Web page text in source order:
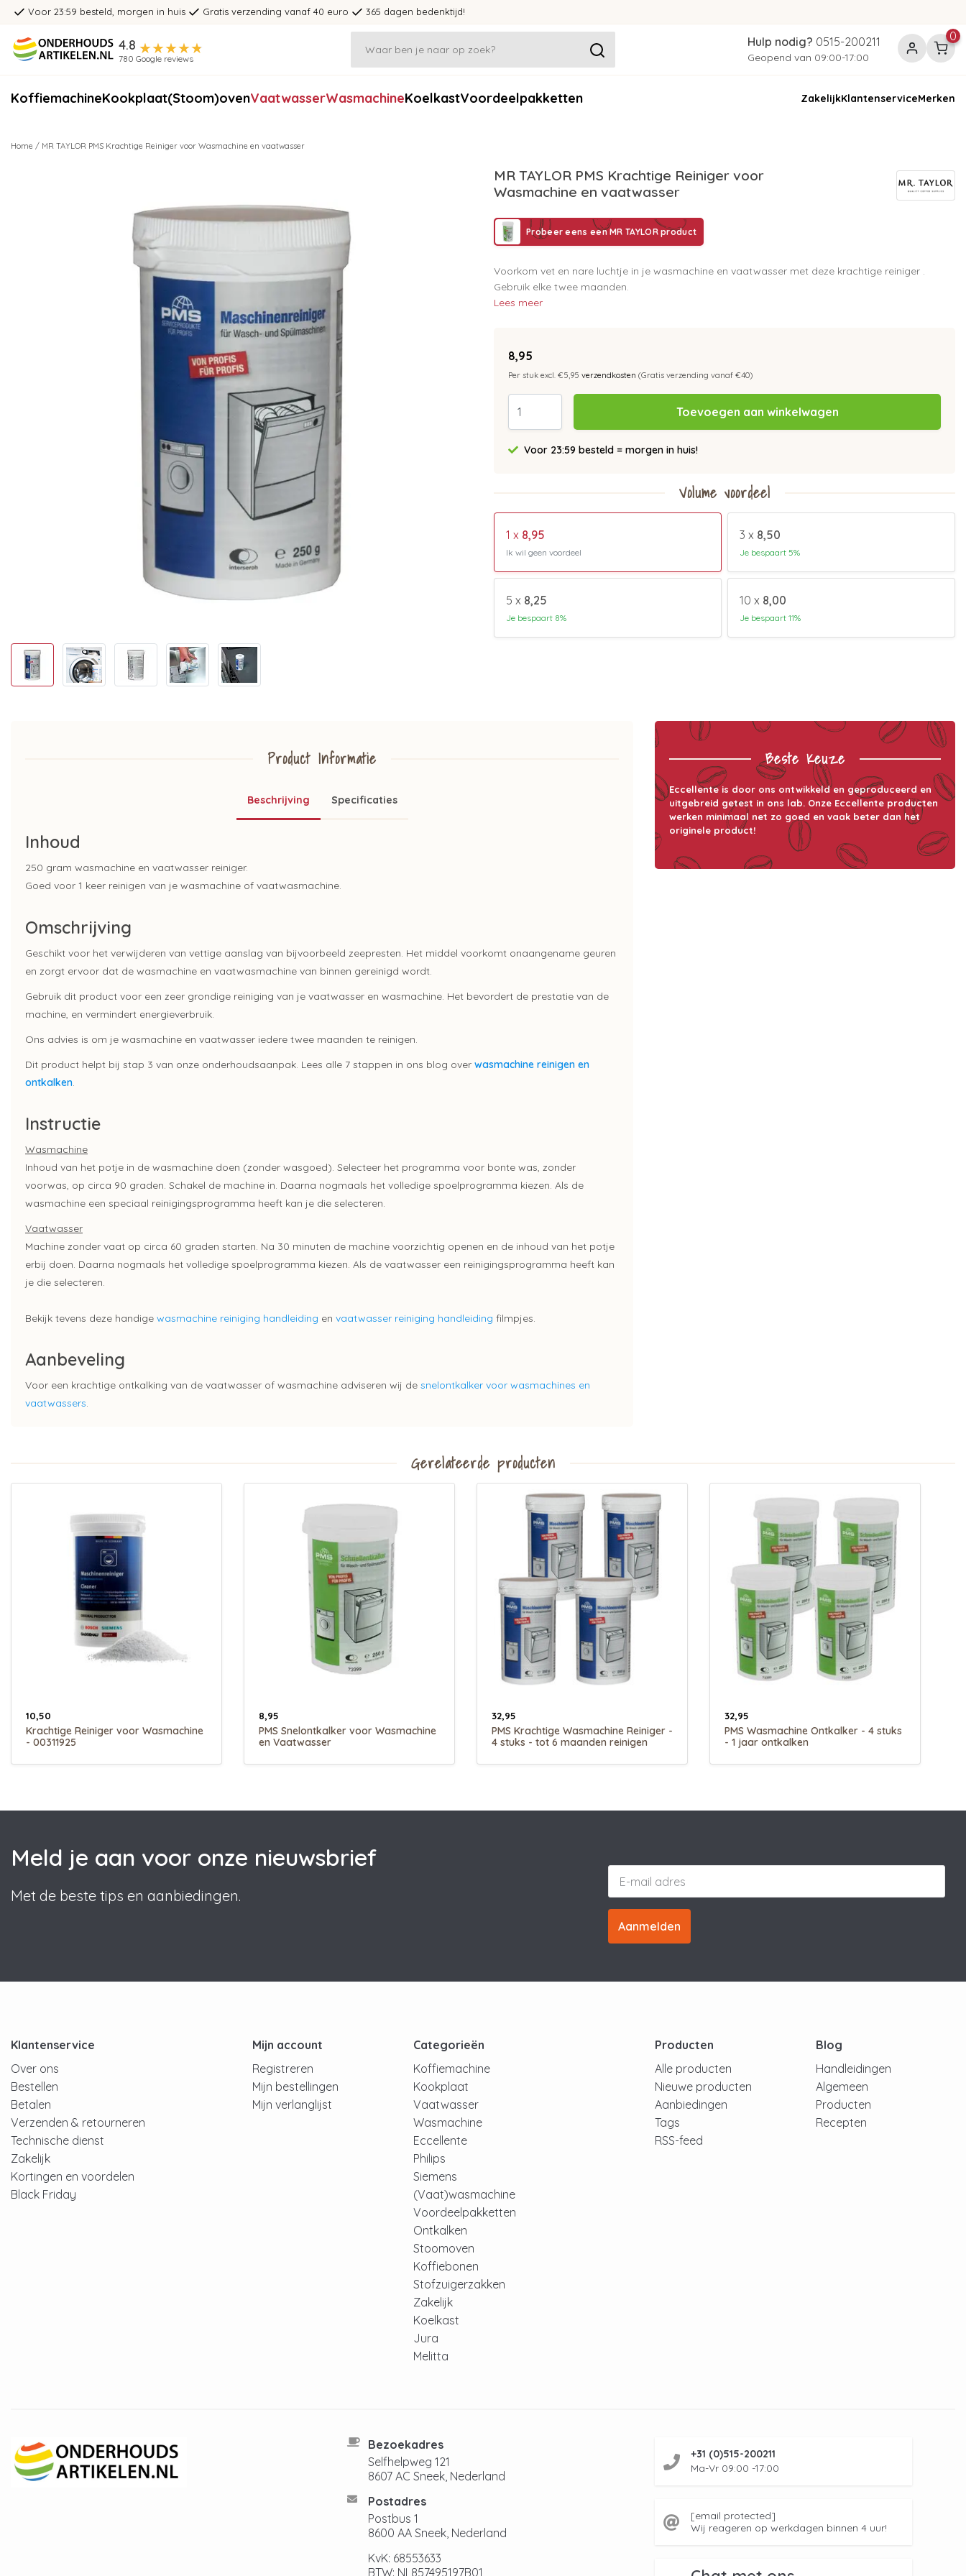
Voor 23:59 besteld, morgen in huis Gratis verzending vanaf 40 euro 365 dagen bedenktijd!
4.8
780 Google reviews
Hulp nodig? 0515-200211
Geopend van 09:00-17:00
0
KoffiemachineKookplaat(Stoom)ovenVaatwasserWasmachineKoelkastVoordeelpakketten ZakelijkKlantenserviceMerken
Home / MR TAYLOR PMS Krachtige Reiniger voor Wasmachine en vaatwasser
MR TAYLOR PMS Krachtige Reiniger voor
Wasmachine en vaatwasser
Probeer eens een MR TAYLOR product
Voorkom vet en nare luchtje in je wasmachine en vaatwasser met deze krachtige reiniger .
Gebruik elke twee maanden.
Lees meer
8,95
Per stuk excl. €5,95 verzendkosten (Gratis verzending vanaf €40)
Toevoegen aan winkelwagen
Voor 23:59 besteld = morgen in huis!
Volume voordeel
1 x 8,95
Ik wil geen voordeel
3 x 8,50
Je bespaart 5%
5 x 8,25
Je bespaart 8%
10 x 8,00
Je bespaart 11%
Beste Keuze
Eccellente is door ons ontwikkeld en geproduceerd en
uitgebreid getest in ons lab. Onze Eccellente producten
werken minimaal net zo goed en vaak beter dan het
originele product!
Product Informatie
Beschrijving Specificaties
Inhoud
250 gram wasmachine en vaatwasser reiniger.
Goed voor 1 keer reinigen van je wasmachine of vaatwasmachine.
Omschrijving
Geschikt voor het verwijderen van vettige aanslag van bijvoorbeeld zeepresten. Het middel voorkomt onaangename geuren
en zorgt ervoor dat de wasmachine en vaatwasmachine van binnen gereinigd wordt.
Gebruik dit product voor een zeer grondige reiniging van je vaatwasser en wasmachine. Het bevordert de prestatie van de
machine, en vermindert energieverbruik.
Ons advies is om je wasmachine en vaatwasser iedere twee maanden te reinigen.
Dit product helpt bij stap 3 van onze onderhoudsaanpak. Lees alle 7 stappen in ons blog over wasmachine reinigen en
ontkalken
Instructie
Wasmachine
Inhoud van het potje in de wasmachine doen (zonder wasgoed). Selecteer het programma voor bonte was, zonder
voorwas, op circa 90 graden. Schakel de machine in. Daarna nogmaals het volledige spoelprogramma kiezen. Als de
wasmachine een speciaal reinigingsprogramma heeft kan je die selecteren.
Vaatwasser
Machine zonder vaat op circa 60 graden starten. Na 30 minuten de machine voorzichtig openen en de inhoud van het potje
erbij doen. Daarna nogmaals het volledige spoelprogramma kiezen. Als de vaatwasser een reinigingsprogramma heeft kan
je die selecteren.
Bekijk tevens deze handige wasmachine reiniging handleiding en vaatwasser reiniging handleiding filmpjes.
Aanbeveling
Voor een krachtige ontkalking van de vaatwasser of wasmachine adviseren wij de snelontkalker voor wasmachines en
vaatwassers.
Gerelateerde producten
10,50
Krachtige Reiniger voor Wasmachine
- 00311925
8,95
PMS Snelontkalker voor Wasmachine
en Vaatwasser
32,95
PMS Krachtige Wasmachine Reiniger -
4 stuks - tot 6 maanden reinigen
32,95
PMS Wasmachine Ontkalker - 4 stuks
- 1 jaar ontkalken
Meld je aan voor onze nieuwsbrief
Met de beste tips en aanbiedingen.
Aanmelden
Klantenservice
Over ons
Bestellen
Betalen
Verzenden & retourneren
Technische dienst
Zakelijk
Kortingen en voordelen
Black Friday
Mijn account
Registreren
Mijn bestellingen
Mijn verlanglijst
Categorieën
Koffiemachine
Kookplaat
Vaatwasser
Wasmachine
Eccellente
Philips
Siemens
(Vaat)wasmachine
Voordeelpakketten
Ontkalken
Stoomoven
Koffiebonen
Stofzuigerzakken
Zakelijk
Koelkast
Jura
Melitta
Producten
Alle producten
Nieuwe producten
Aanbiedingen
Tags
RSS-feed
Blog
Handleidingen
Algemeen
Producten
Recepten
Bezoekadres
Selfhelpweg 121
8607 AC Sneek, Nederland
Postadres
Postbus 1
8600 AA Sneek, Nederland
KvK: 68553633
BTW: NL857495197B01
+31 (0)515-200211
Ma-Vr 09:00 -17:00
[email protected]
Wij reageren op werkdagen binnen 4 uur!